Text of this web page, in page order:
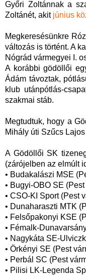
Győri Zoltánnak a
Zoltánét, akit június
Megkeresésünkre
változás is történt. A
Nógrád vármegyei I.
A korábbi gödöllői
Ádám távoztak,
klub utánpótlás-
szakmai stáb.
Megtudtuk, hogy a
Mihály úti Szűcs
A Gödöllői SK
(zárójelben az elmúlt
• Budakalászi MSE
• Bugyi-OBO SE
• CSO-KI Sport (Pest
• Dunaharaszti MTK
• Felsőpakonyi KSE
• Fémalk-
• Nagykáta SE-
• Örkényi SE (Pest
• Perbál SC (Pest
• Pilisi LK-Legenda